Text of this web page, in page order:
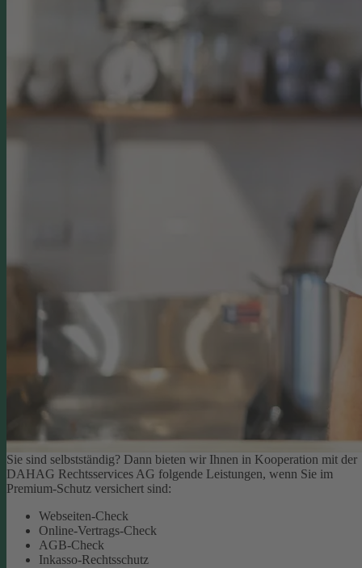
Sie sind selbstständig? Dann bieten wir Ihnen in Kooperation mit der
DAHAG Rechtsservices AG folgende Leistungen, wenn Sie im
Premium-Schutz versichert sind:
Webseiten-Check
Online-Vertrags-Check
AGB-Check
Inkasso-Rechtsschutz